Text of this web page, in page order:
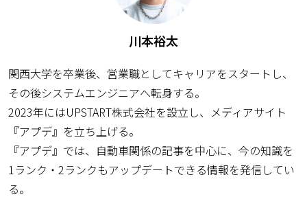
川本裕太
関西大学を卒業後、営業職としてキャリアをスタートし、
その後システムエンジニアへ転身する。
2023年にはUPSTART株式会社を設立し、メディアサイト
『アプデ』を立ち上げる。
『アプデ』では、自動車関係の記事を中心に、今の知識を
1ランク・2ランクもアップデートできる情報を発信してい
る。